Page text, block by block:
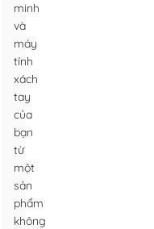
minh
và
máy
tính
xách
tay
của
bạn
từ
một
sản
phẩm
không